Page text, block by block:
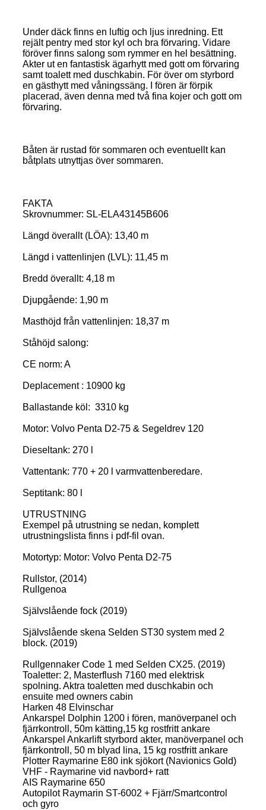
Under däck finns en luftig och ljus inredning. Ett
rejält pentry med stor kyl och bra förvaring. Vidare
föröver finns salong som rymmer en hel besättning.
Akter ut en fantastisk ägarhytt med gott om förvaring
samt toalett med duschkabin. För över om styrbord
en gästhytt med våningssäng. I fören är förpik
placerad, även denna med två fina kojer och gott om
förvaring.
Båten är rustad för sommaren och eventuellt kan
båtplats utnyttjas över sommaren.
FAKTA
Skrovnummer: SL-ELA43145B606
Längd överallt (LÖA): 13,40 m
Längd i vattenlinjen (LVL): 11,45 m
Bredd överallt: 4,18 m
Djupgående: 1,90 m
Masthöjd från vattenlinjen: 18,37 m
Ståhöjd salong:
CE norm: A
Deplacement : 10900 kg
Ballastande köl: 3310 kg
Motor: Volvo Penta D2-75 & Segeldrev 120
Dieseltank: 270 l
Vattentank: 770 + 20 l varmvattenberedare.
Septitank: 80 l
UTRUSTNING
Exempel på utrustning se nedan, komplett
utrustningslista finns i pdf-fil ovan.
Motortyp: Motor: Volvo Penta D2-75
Rullstor, (2014)
Rullgenoa
Självslående fock (2019)
Självslående skena Selden ST30 system med 2
block. (2019)
Rullgennaker Code 1 med Selden CX25. (2019)
Toaletter: 2, Masterflush 7160 med elektrisk
spolning. Aktra toaletten med duschkabin och
ensuite med owners cabin
Harken 48 Elvinschar
Ankarspel Dolphin 1200 i fören, manöverpanel och
fjärrkontroll, 50m kätting,15 kg rostfritt ankare
Ankarspel Ankarlift styrbord akter, manöverpanel och
fjärrkontroll, 50 m blyad lina, 15 kg rostfritt ankare
Plotter Raymarine E80 ink sjökort (Navionics Gold)
VHF - Raymarine vid navbord+ ratt
AIS Raymarine 650
Autopilot Raymarin ST-6002 + Fjärr/Smartcontrol
och gyro